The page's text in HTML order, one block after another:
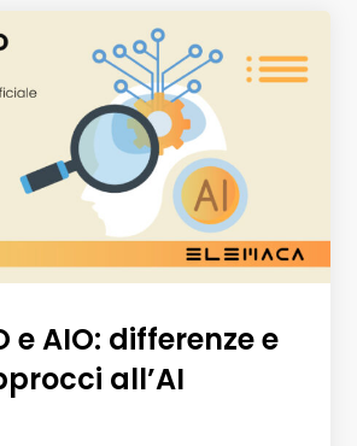
e AIO: differenze e
all’AI